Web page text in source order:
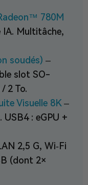
780M
IA. Multitâche,
soudés) –
slot SO-
2 To.
Visuelle 8K –
: eGPU +
2,5 G, Wi‑Fi
(dont 2×